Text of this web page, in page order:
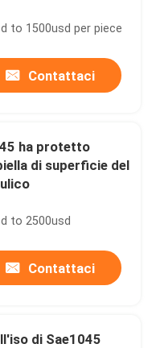
to 1500usd per piece
Contattaci
ha protetto
di superficie del
to 2500usd
Contattaci
di Sae1045